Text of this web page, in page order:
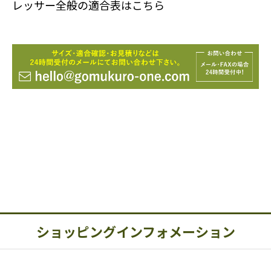
レッサー全般の適合表はこちら
ショッピングインフォメーション